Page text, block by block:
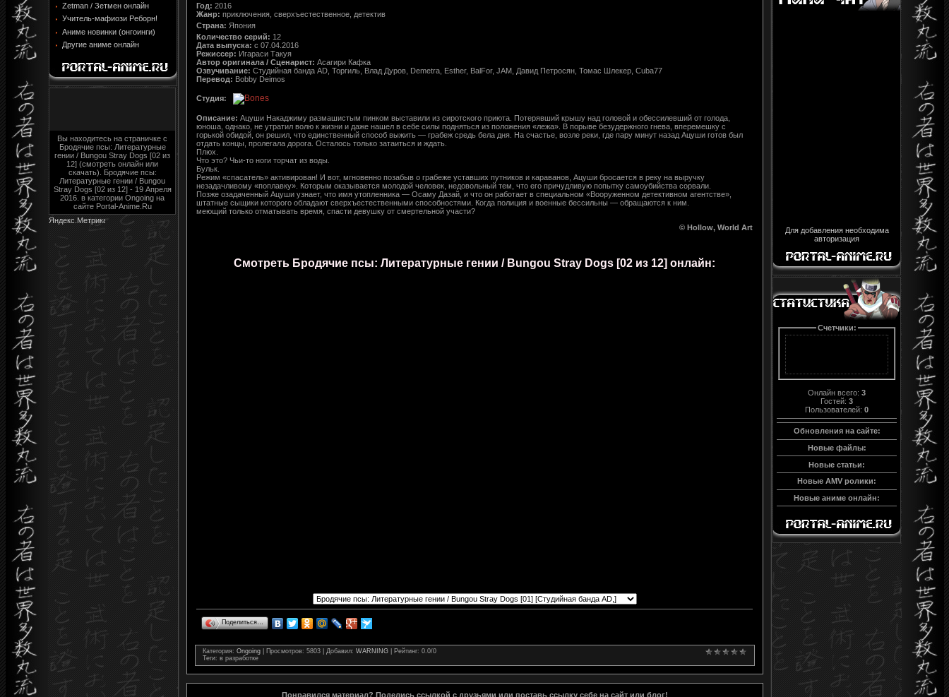
Zetman / Зетмен онлайн
Учитель-мафиози Реборн!
Аниме новинки (онгоинги)
Другие аниме онлайн
Вы находитесь на страничке с
Бродячие псы: Литературные
гении / Bungou Stray Dogs [02 из
12] (смотреть онлайн или
скачать). Бродячие псы:
Литературные гении / Bungou
Stray Dogs [02 из 12] - 19 Апреля
2016. в категории Ongoing на
сайте Portal-Anime.Ru
Год: 2016
Жанр: приключения, сверхъестественное, детектив
Страна: Япония
Количество серий: 12
Дата выпуска: c 07.04.2016
Режиссер: Игараси Такуя
Автор оригинала / Сценарист: Асагири Кафка
Озвучивание: Студийная банда AD, Торгиль, Влад Дуров, Demetra, Esther, BalFor, JAM, Давид Петросян, Томас Шлекер, Cuba77
Перевод: Bobby Deimos
Студия:
Описание: Ацуши Накаджиму размашистым пинком выставили из сиротского приюта. Потерявший крышу над головой и обессилевший от голода,
юноша, однако, не утратил волю к жизни и даже нашел в себе силы подняться из положения «лежа». В порыве безудержного гнева, вперемешку с
горькой обидой, он решил, что единственный способ выжить — грабеж средь бела дня. На счастье, возле реки, где пару минут назад Ацуши готов был
отдать концы, пролегала дорога. Осталось только затаиться и ждать.
Плюх.
Что это? Чьи-то ноги торчат из воды.
Бульк.
Режим «спасатель» активирован! И вот, мгновенно позабыв о грабеже уставших путников и караванов, Ацуши бросается в реку на выручку
незадачливому «поплавку». Которым оказывается молодой человек, недовольный тем, что его причудливую попытку самоубийства сорвали.
Позже озадаченный Ацуши узнает, что имя утопленника — Осаму Дазай, и что он работает в специальном «Вооруженном детективном агентстве»,
штатные сыщики которого обладают сверхъестественными способностями. Когда полиция и военные бессильны — обращаются к ним.
меющий только отматывать время, спасти девушку от смертельной участи?
© Hollow, World Art
Смотреть Бродячие псы: Литературные гении / Bungou Stray Dogs [02 из 12] онлайн:
Поделиться…
Категория: Ongoing Просмотров: 5803 | Добавил: WARNING Рейтинг: 0.0/0
Теги: в разработке
Понравился материал? Поделись ссылкой с друзьями или поставь ссылку себе на сайт или блог!
Для добавления необходима
авторизация
Счетчики:
Онлайн всего: 3
Гостей: 3
Пользователей: 0
Обновления на сайте:
Новые файлы:
Новые статьи:
Новые AMV ролики:
Новые аниме онлайн: